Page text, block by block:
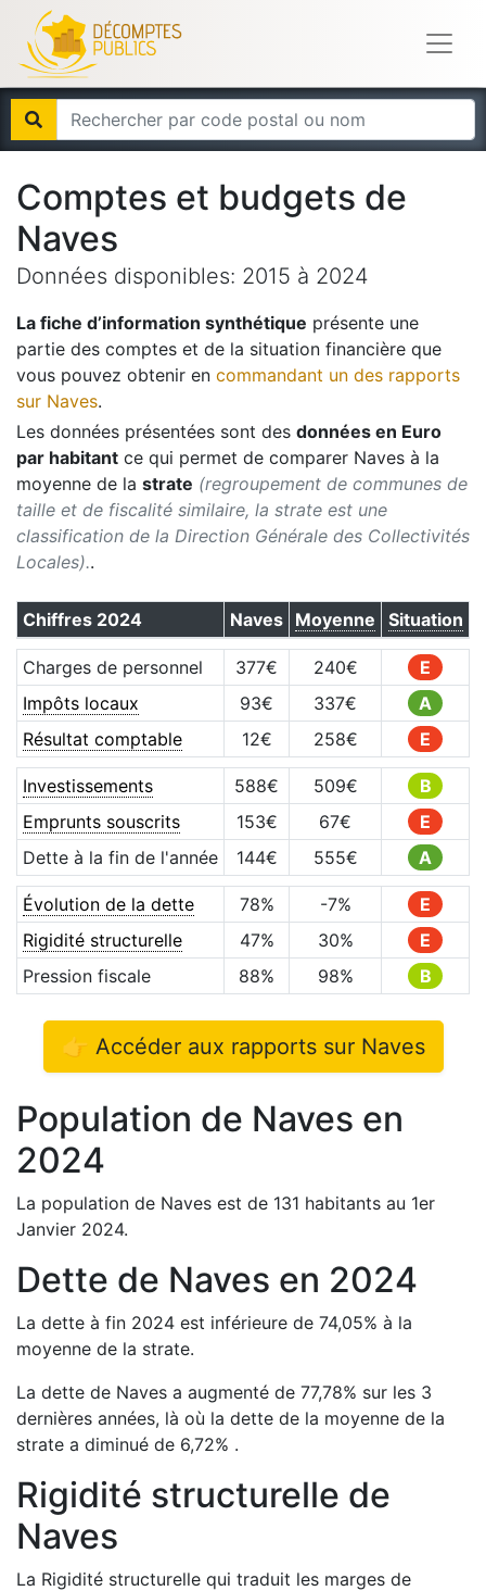
Comptes et budgets de
Naves
Données disponibles: 2015 à 2024
La fiche d’information synthétique présente une
partie des comptes et de la situation financière que
vous pouvez obtenir en commandant un des rapports
sur Naves.
Les données présentées sont des données en Euro
par habitant ce qui permet de comparer Naves à la
moyenne de la strate (regroupement de communes de
taille et de fiscalité similaire, la strate est une
classification de la Direction Générale des Collectivités
Locales)..
Chiffres 2024 Naves Moyenne Situation
Charges de personnel 377€ 240€
E
Impôts locaux
93€ 337€
A
Résultat comptable
12€ 258€ E
Investissements 588€ 509€
B
Emprunts souscrits
153€ 67€
E
Dette à la fin de l'année
144€ 555€ A
Évolution de la dette 78% -7%
E
Rigidité structurelle
47% 30%
E
Pression fiscale
88% 98% B
👉 Accéder aux rapports sur Naves
Population de Naves en
2024
La population de Naves est de 131 habitants au 1er
Janvier 2024.
Dette de Naves en 2024
La dette à fin 2024 est inférieure de 74,05% à la
moyenne de la strate.
La dette de Naves a augmenté de 77,78% sur les 3
dernières années, là où la dette de la moyenne de la
strate a diminué de 6,72% .
Rigidité structurelle de
Naves
La Rigidité structurelle qui traduit les marges de